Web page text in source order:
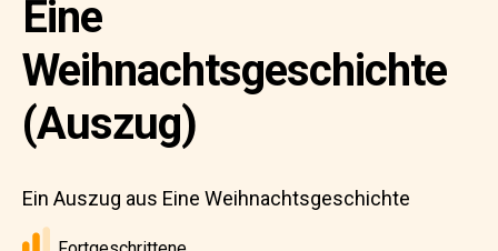
Eine
Weihnachtsgeschichte
(Auszug)
Ein Auszug aus Eine Weihnachtsgeschichte